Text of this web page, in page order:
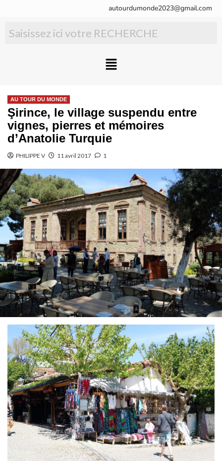
autourdumonde2023@gmail.com
AU TOUR DU MONDE
Şirince, le village suspendu entre
vignes, pierres et mémoires
d’Anatolie Turquie
PHILIPPE V 11 avril 2017 1